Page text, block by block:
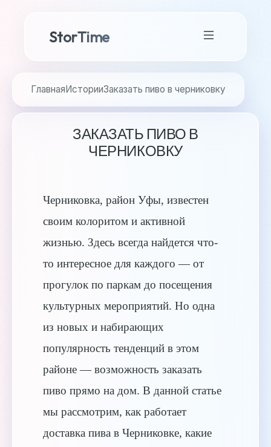
StorTime
ГлавнаяИсторииЗаказать пиво в черниковку
ЗАКАЗАТЬ ПИВО В
ЧЕРНИКОВКУ
Черниковка, район Уфы, известен
своим колоритом и активной
жизнью. Здесь всегда найдется что-
то интересное для каждого — от
прогулок по паркам до посещения
культурных мероприятий. Но одна
из новых и набирающих
популярность тенденций в этом
районе — возможность заказать
пиво прямо на дом. В данной статье
мы рассмотрим, как работает
доставка пива в Черниковке, какие